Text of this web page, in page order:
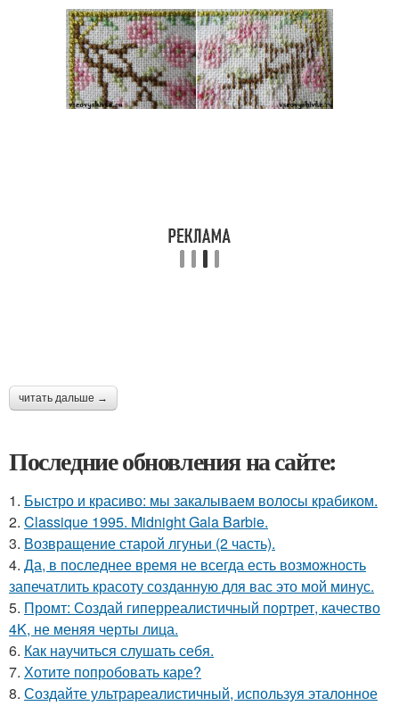
читать дальше →
Последние обновления на сайте:
1. Быстро и красиво: мы закалываем волосы крабиком.
2. Classique 1995. Midnight Gala Barbie.
3. Возвращение старой лгуньи (2 часть).
4. Да, в последнее время не всегда есть возможность
запечатлить красоту созданную для вас это мой минус.
5. Промт: Создай гиперреалистичный портрет, качество
4K, не меняя черты лица.
6. Как научиться слушать себя.
7. Хотите попробовать каре?
8. Создайте ультрареалистичный, используя эталонное